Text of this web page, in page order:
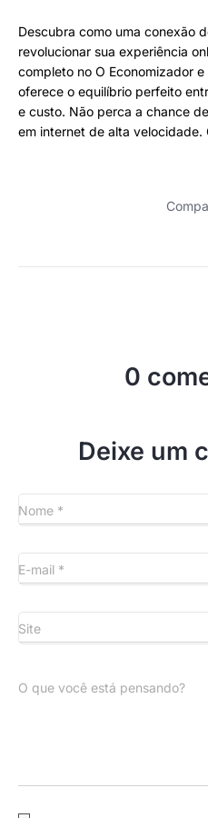
Descubra como uma conexão
revolucionar sua experiência
completo no O Economizador
oferece o equilíbrio perfeito
e custo. Não perca a chance
em internet de alta velocidade.
0
Deixe um
Nome *
E-mail *
Site
O que você está pensando?